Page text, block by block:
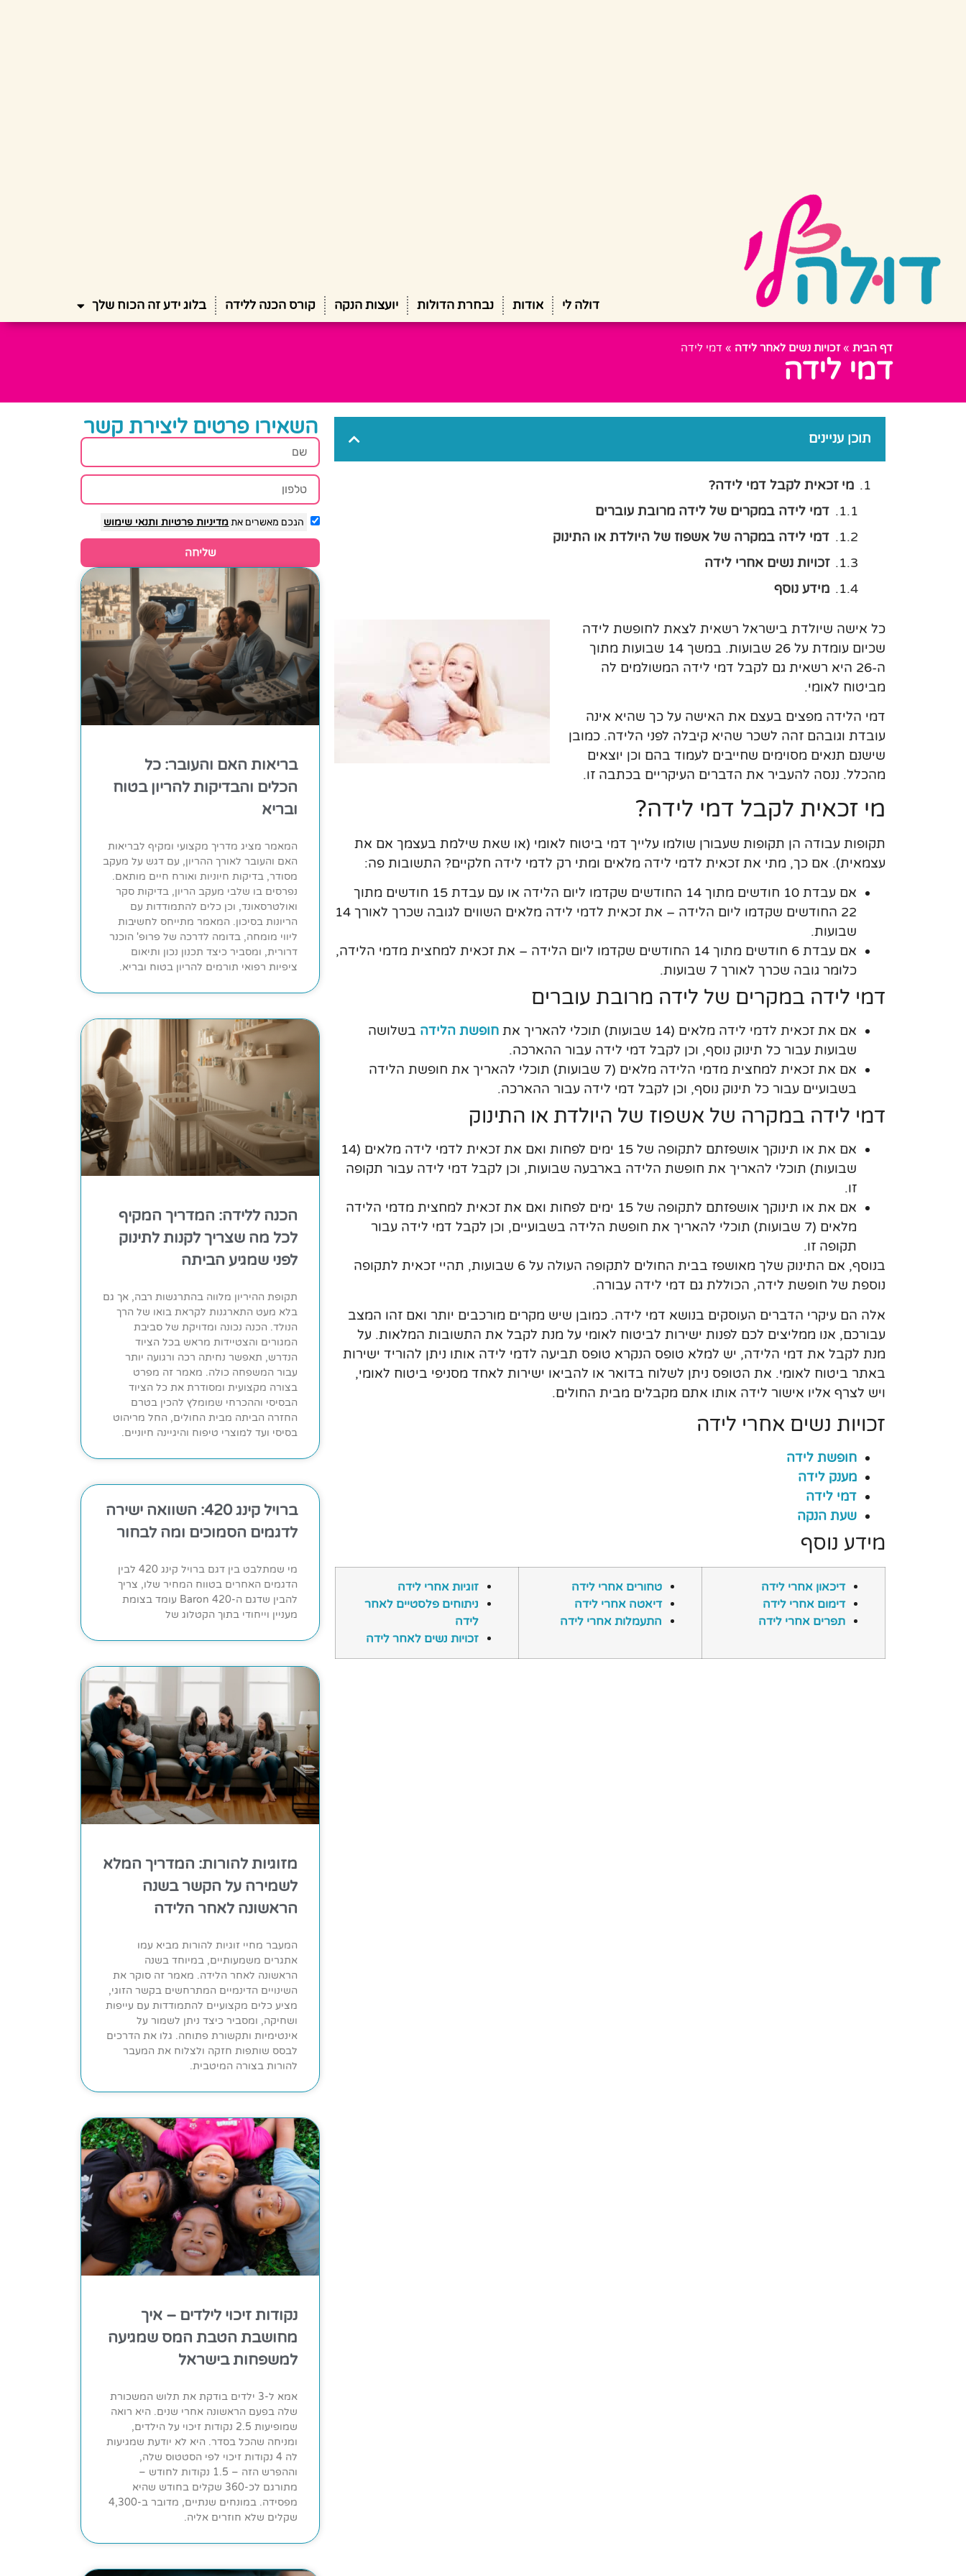
דולה לי אודות נבחרת הדולות יועצות הנקה קורס הכנה ללידה בלוג ידע זה הכוח שלך
דף הבית »זכויות נשים לאחר לידה » דמי לידה
דמי לידה
תוכן עניינים
מי זכאית לקבל דמי לידה?
דמי לידה במקרים של לידה מרובת עוברים
דמי לידה במקרה של אשפוז של היולדת או התינוק
זכויות נשים אחרי לידה
מידע נוסף
כל אישה שיולדת בישראל רשאית לצאת לחופשת לידה
שכיום עומדת על 26 שבועות. במשך 14 שבועות מתוך
ה-26 היא רשאית גם לקבל דמי לידה המשולמים לה
מביטוח לאומי.
דמי הלידה מפצים בעצם את האישה על כך שהיא אינה
עובדת וגובהם זהה לשכר שהיא קיבלה לפני הלידה. כמובן
שישנם תנאים מסוימים שחייבים לעמוד בהם וכן יוצאים
מהכלל. ננסה להעביר את הדברים העיקריים בכתבה זו.
מי זכאית לקבל דמי לידה?
תקופות עבודה הן תקופות שעבורן שולמו עלייך דמי ביטוח לאומי (או שאת שילמת בעצמך אם את
עצמאית). אם כך, מתי את זכאית לדמי לידה מלאים ומתי רק לדמי לידה חלקיים? התשובות פה:
אם עבדת 10 חודשים מתוך 14 החודשים שקדמו ליום הלידה או עם עבדת 15 חודשים מתוך
22 החודשים שקדמו ליום הלידה – את זכאית לדמי לידה מלאים השווים לגובה שכרך לאורך 14
שבועות.
אם עבדת 6 חודשים מתוך 14 החודשים שקדמו ליום הלידה – את זכאית למחצית מדמי הלידה,
כלומר גובה שכרך לאורך 7 שבועות.
דמי לידה במקרים של לידה מרובת עוברים
אם את זכאית לדמי לידה מלאים (14 שבועות) תוכלי להאריך את חופשת הלידה בשלושה
שבועות עבור כל תינוק נוסף, וכן לקבל דמי לידה עבור ההארכה.
אם את זכאית למחצית מדמי הלידה מלאים (7 שבועות) תוכלי להאריך את חופשת הלידה
בשבועיים עבור כל תינוק נוסף, וכן לקבל דמי לידה עבור ההארכה.
דמי לידה במקרה של אשפוז של היולדת או התינוק
אם את או תינוקך אושפזתם לתקופה של 15 ימים לפחות ואם את זכאית לדמי לידה מלאים (14
שבועות) תוכלי להאריך את חופשת הלידה בארבעה שבועות, וכן לקבל דמי לידה עבור תקופה
זו.
אם את או תינוקך אושפזתם לתקופה של 15 ימים לפחות ואם את זכאית למחצית מדמי הלידה
מלאים (7 שבועות) תוכלי להאריך את חופשת הלידה בשבועיים, וכן לקבל דמי לידה עבור
תקופה זו.
בנוסף, אם התינוק שלך מאושפז בבית החולים לתקופה העולה על 6 שבועות, תהיי זכאית לתקופה
נוספת של חופשת לידה, הכוללת גם דמי לידה עבורה.
אלה הם עיקרי הדברים העוסקים בנושא דמי לידה. כמובן שיש מקרים מורכבים יותר ואם זהו המצב
עבורכם, אנו ממליצים לכם לפנות ישירות לביטוח לאומי על מנת לקבל את התשובות המלאות. על
מנת לקבל את דמי הלידה, יש למלא טופס הנקרא טופס תביעה לדמי לידה אותו ניתן להוריד ישירות
באתר ביטוח לאומי. את הטופס ניתן לשלוח בדואר או להביאו ישירות לאחד מסניפי ביטוח לאומי,
ויש לצרף אליו אישור לידה אותו אתם מקבלים מבית החולים.
זכויות נשים אחרי לידה
חופשת לידה
מענק לידה
דמי לידה
שעת הנקה
מידע נוסף
דיכאון אחרי לידה
דימום אחרי לידה
תפרים אחרי לידה
טחורים אחרי לידה
דיאטה אחרי לידה
התעמלות אחרי לידה
זוגיות אחרי לידה
ניתוחים פלסטיים לאחר
לידה
זכויות נשים לאחר לידה
השאירו פרטים ליצירת קשר
הנכם מאשרים אתמדיניות פרטיות ותנאי שימוש
שליחה
בריאות האם והעובר: כל
הכלים והבדיקות להריון בטוח
ובריא
המאמר מציג מדריך מקצועי ומקיף לבריאות
האם והעובר לאורך ההריון, עם דגש על מעקב
מסודר, בדיקות חיוניות ואורח חיים מותאם.
נפרסים בו שלבי מעקב הריון, בדיקות סקר
ואולטרסאונד, וכן כלים להתמודדות עם
הריונות בסיכון. המאמר מתייחס לחשיבות
ליווי מומחה, בדומה לדרכה של פרופ' הוכנר
דרורית, ומסביר כיצד תכנון נכון ותיאום
ציפיות רפואי תורמים להריון בטוח ובריא.
הכנה ללידה: המדריך המקיף
לכל מה שצריך לקנות לתינוק
לפני שמגיע הביתה
תקופת ההיריון מלווה בהתרגשות רבה, אך גם
בלא מעט התארגנות לקראת בואו של הרך
הנולד. הכנה נכונה ומדויקת של סביבת
המגורים והצטיידות מראש בכל הציוד
הנדרש, תאפשר נחיתה רכה ורגועה יותר
עבור המשפחה כולה. מאמר זה מפרט
בצורה מקצועית ומסודרת את כל הציוד
הבסיסי וההכרחי שמומלץ להכין בטרם
החזרה הביתה מבית החולים, החל מריהוט
בסיסי ועד למוצרי טיפוח והיגיינה חיוניים.
ברויל קינג 420: השוואה ישירה
לדגמים הסמוכים ומה לבחור
מי שמתלבט בין דגם ברויל קינג 420 לבין
הדגמים האחרים בטווח המחיר שלו, צריך
להבין שדגם ה-Baron 420 עומד בצומת
מעניין וייחודי בתוך הקטלוג של
מזוגיות להורות: המדריך המלא
לשמירה על הקשר בשנה
הראשונה לאחר הלידה
המעבר מחיי זוגיות להורות מביא עמו
אתגרים משמעותיים, במיוחד בשנה
הראשונה לאחר הלידה. מאמר זה סוקר את
השינויים הדינמיים המתרחשים בקשר הזוגי,
מציע כלים מקצועיים להתמודדות עם עייפות
ושחיקה, ומסביר כיצד ניתן לשמור על
אינטימיות ותקשורת פתוחה. גלו את הדרכים
לבסס שותפות חזקה ולצלוח את המעבר
להורות בצורה המיטבית.
נקודות זיכוי לילדים – איך
מחושבת הטבת המס שמגיעה
למשפחות בישראל
אמא ל-3 ילדים בודקת את תלוש המשכורת
שלה בפעם הראשונה אחרי שנים. היא רואה
שמופיעות 2.5 נקודות זיכוי על הילדים,
ומניחה שהכל בסדר. היא לא יודעת שמגיעות
לה 4 נקודות זיכוי לפי הסטטוס שלה,
וההפרש הזה – 1.5 נקודות לחודש –
מתורגם לכ-360 שקלים בחודש שהיא
מפסידה. במונחים שנתיים, מדובר ב-4,300
שקלים שלא חוזרים אליה.